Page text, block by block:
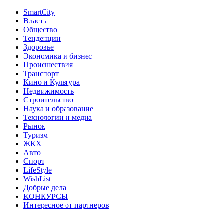
SmartCity
Власть
Общество
Тенденции
Здоровье
Экономика и бизнес
Происшествия
Транспорт
Кино и Культура
Недвижимость
Строительство
Наука и образование
Технологии и медиа
Рынок
Туризм
ЖКХ
Авто
Спорт
LifeStyle
WishList
Добрые дела
КОНКУРСЫ
Интересное от партнеров